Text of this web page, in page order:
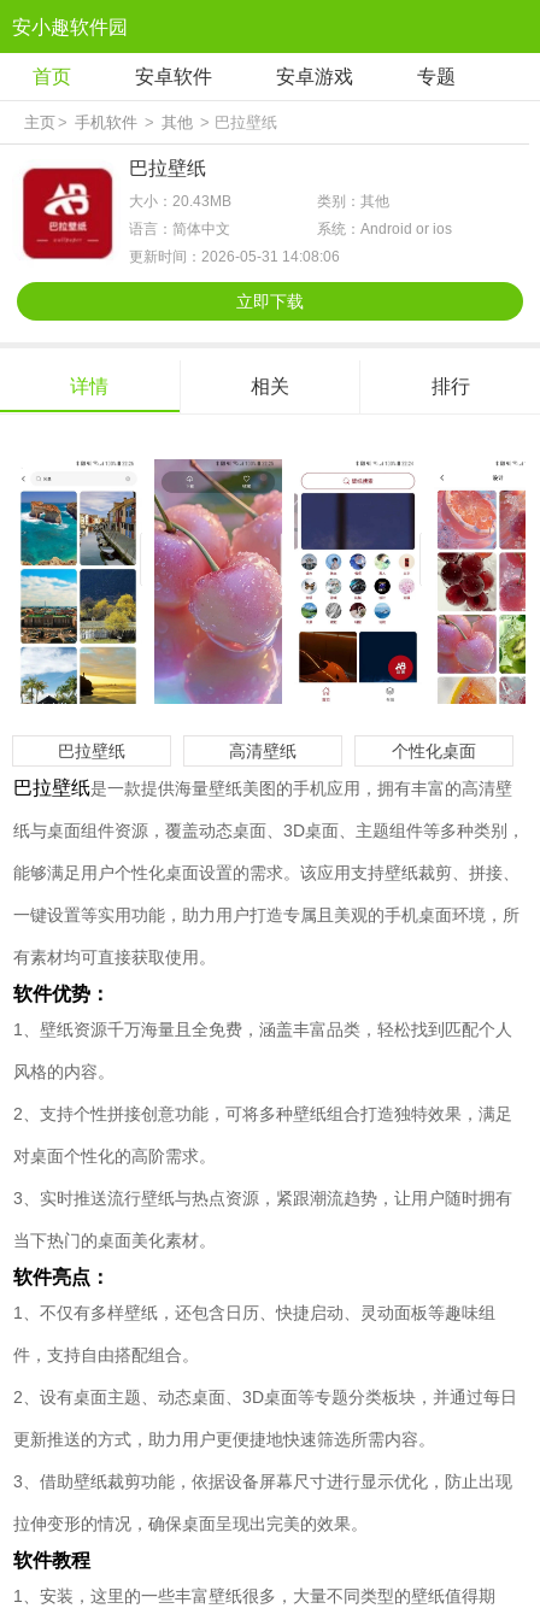
安小趣软件园
首页 安卓软件 安卓游戏 专题
主页> 手机软件 > 其他 > 巴拉壁纸
巴拉壁纸
大小：20.43MB
类别：其他
语言：简体中文
系统：Android or ios
更新时间：2026-05-31 14:08:06
立即下载
详情 相关 排行
巴拉壁纸 高清壁纸 个性化桌面
巴拉壁纸是一款提供海量壁纸美图的手机应用，拥有丰富的高清壁
纸与桌面组件资源，覆盖动态桌面、3D桌面、主题组件等多种类别，
能够满足用户个性化桌面设置的需求。该应用支持壁纸裁剪、拼接、
一键设置等实用功能，助力用户打造专属且美观的手机桌面环境，所
有素材均可直接获取使用。
软件优势：
1、壁纸资源千万海量且全免费，涵盖丰富品类，轻松找到匹配个人
风格的内容。
2、支持个性拼接创意功能，可将多种壁纸组合打造独特效果，满足
对桌面个性化的高阶需求。
3、实时推送流行壁纸与热点资源，紧跟潮流趋势，让用户随时拥有
当下热门的桌面美化素材。
软件亮点：
1、不仅有多样壁纸，还包含日历、快捷启动、灵动面板等趣味组
件，支持自由搭配组合。
2、设有桌面主题、动态桌面、3D桌面等专题分类板块，并通过每日
更新推送的方式，助力用户更便捷地快速筛选所需内容。
3、借助壁纸裁剪功能，依据设备屏幕尺寸进行显示优化，防止出现
拉伸变形的情况，确保桌面呈现出完美的效果。
软件教程
1、安装，这里的一些丰富壁纸很多，大量不同类型的壁纸值得期